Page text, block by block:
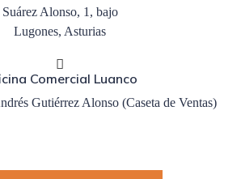
Suárez Alonso, 1, bajo
Lugones, Asturias
Comercial Luanco
Gutiérrez Alonso (Caseta de Ventas)